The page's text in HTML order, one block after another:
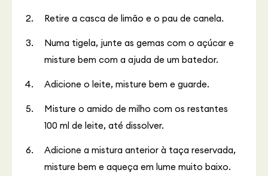
Retire a casca de limão e o pau de canela.
Numa tigela, junte as gemas com o açúcar e
misture bem com a ajuda de um batedor.
Adicione o leite, misture bem e guarde.
Misture o amido de milho com os restantes
100 ml de leite, até dissolver.
Adicione a mistura anterior à taça reservada,
misture bem e aqueça em lume muito baixo.